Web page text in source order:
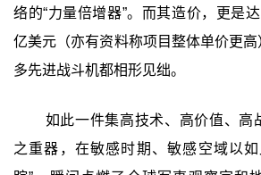
络的“力量倍增器”。而其造价，更是
亿美元（亦有资料称项目整体单价更
多先进战斗机都相形见绌。
如此一件集高技术、高价值、高
之重器，在敏感时期、敏感空域以